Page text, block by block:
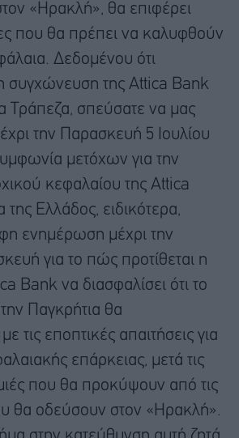
«Ηρακλή», θα επιφέρει
που θα πρέπει να καλυφθούν
Δεδομένου ότι
η συγχώνευση της Attica Bank
Τράπεζα, σπεύσατε να μας
την Παρασκευή 5 Ιουλίου
μετόχων για την
κεφαλαίου της Attica
Ελλάδος, ειδικότερα,
ενημέρωση μέχρι την
για το πώς προτίθεται η
Bank να διασφαλίσει ότι το
Παγκρήτια θα
τις εποπτικές απαιτήσεις για
επάρκειας, μετά τις
που θα προκύψουν από τις
θα οδεύσουν στον «Ηρακλή».